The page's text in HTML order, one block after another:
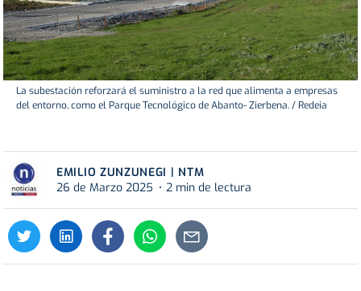
La subestación reforzará el suministro a la red que alimenta a empresas
del entorno, como el Parque Tecnológico de Abanto- Zierbena. / Redeia
EMILIO ZUNZUNEGI | NTM
26 de Marzo 2025
2 min de lectura